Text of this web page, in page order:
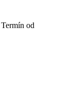
Termín od